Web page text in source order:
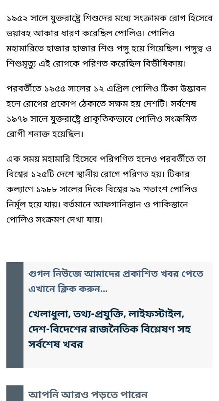
১৯৫২ সালে যুক্তরাষ্ট্রে শিশুদের মধ্যে সংক্রামক রোগ হিসেবে
ভয়াবহ আকার ধারণ করেছিল পোলিও। পোলিও
মহামারিতে হাজার হাজার শিশু পঙ্গু হয়ে গিয়েছিল। পঙ্গুত্ব ও
শিশুমৃত্যু এই রোগকে পরিণত করেছিল বিভীষিকায়।
পরবর্তীতে ১৯৫৫ সালের ১২ এপ্রিল পোলিও টিকা উদ্ভাবন
হলে রোগের প্রকোপ ঠেকাতে সক্ষম হয় দেশটি। সর্বশেষ
১৯৭৯ সালে যুক্তরাষ্ট্রে প্রাকৃতিকভাবে পোলিও সংক্রমিত
রোগী শনাক্ত হয়েছিল।
এক সময় মহামারি হিসেবে পরিগণিত হলেও পরবর্তীতে তা
বিশ্বের ১২৫টি দেশে স্থানীয় রোগে পরিণত হয়। টিকার
কল্যাণে ১৯৮৮ সালের দিকে বিশ্বের ৯৯ শতাংশ পোলিও
নির্মূল হয়ে যায়। বর্তমানে আফগানিস্তান ও পাকিস্তানে
পোলিও সংক্রমণ দেখা যায়।
গুগল নিউজে আমাদের প্রকাশিত খবর পেতে
এখানে ক্লিক করুন...
খেলাধুলা, তথ্য-প্রযুক্তি, লাইফস্টাইল,
দেশ-বিদেশের রাজনৈতিক বিশ্লেষণ সহ
সর্বশেষ খবর
আপনি আরও পড়তে পারেন